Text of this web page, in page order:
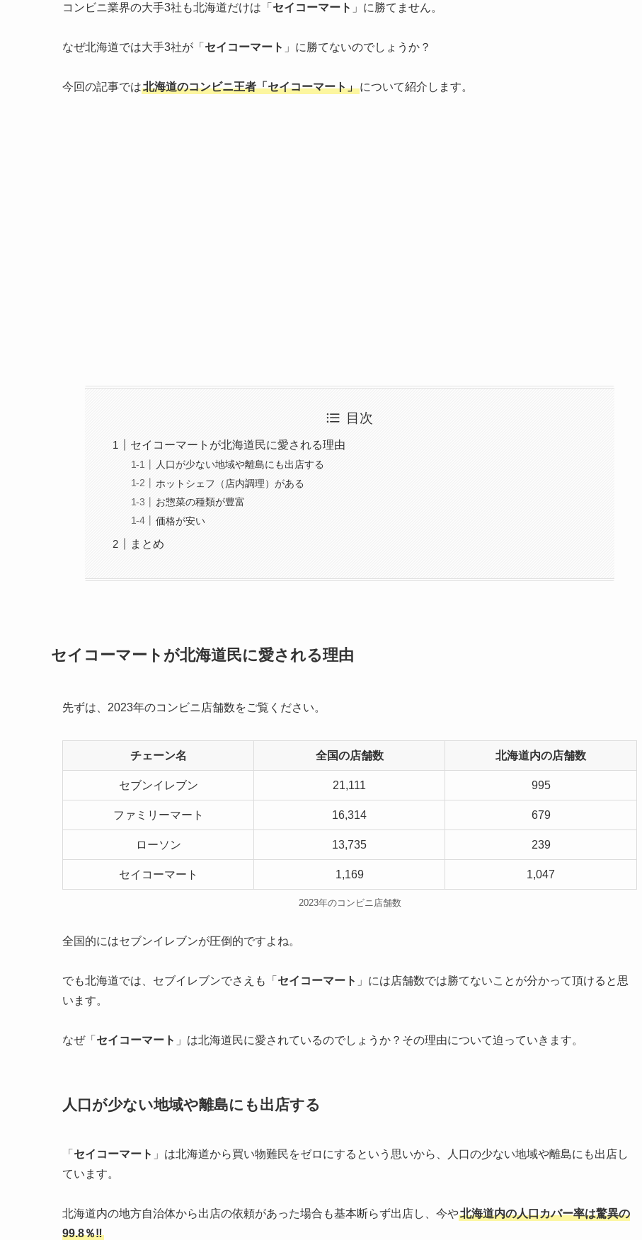
コンビニ業界の大手3社も北海道だけは「 セイコーマート 」に勝てません。
なぜ北海道では大手3社が「 セイコーマート 」に勝てないのでしょうか？
今回の記事では北海道のコンビニ王者「セイコーマート」について紹介します。
目次
セイコーマートが北海道民に愛される理由
人口が少ない地域や離島にも出店する
ホットシェフ（店内調理）がある
お惣菜の種類が豊富
価格が安い
まとめ
セイコーマートが北海道民に愛される理由
先ずは、2023年のコンビニ店舗数をご覧ください。
チェーン名 全国の店舗数 北海道内の店舗数
セブンイレブン 21,111 995
ファミリーマート 16,314 679
ローソン 13,735 239
セイコーマート 1,169 1,047
2023年のコンビニ店舗数
全国的にはセブンイレブンが圧倒的ですよね。
でも北海道では、セブイレブンでさえも「 セイコーマート 」には店舗数では勝てないことが分かって頂けると思
います。
なぜ「 セイコーマート 」は北海道民に愛されているのでしょうか？その理由について迫っていきます。
人口が少ない地域や離島にも出店する
「 セイコーマート 」は北海道から買い物難民をゼロにするという思いから、人口の少ない地域や離島にも出店し
ています。
北海道内の地方自治体から出店の依頼があった場合も基本断らず出店し、今や北海道内の人口カバー率は驚異の
99.8％‼︎